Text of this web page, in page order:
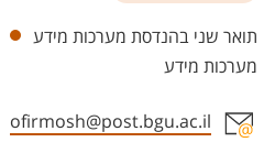
יחידות
תואר שני בהנדסת מערכות מידע
מערכות מידע
ofirmosh@post.bgu.ac.il